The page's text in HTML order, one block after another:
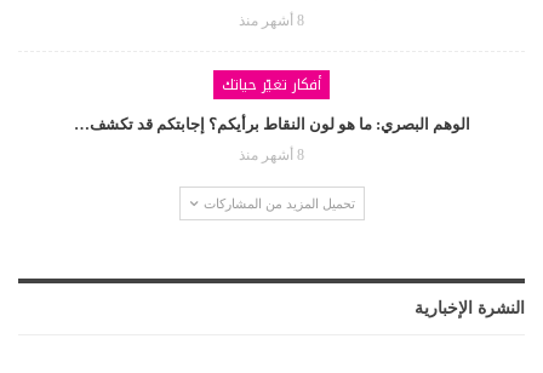
8 أشهر منذ
أفكار تغيّر حياتك
الوهم البصري: ما هو لون النقاط برأيكم؟ إجابتكم قد تكشف…
8 أشهر منذ
تحميل المزيد من المشاركات
النشرة الإخبارية